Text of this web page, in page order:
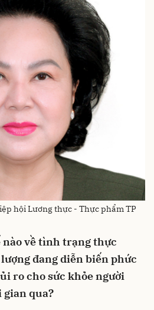
hội Lương thực - Thực phẩm TP
vềtình trạng thực
đang diễn biến phức
ro cho sức khỏe người
qua?